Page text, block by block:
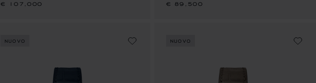
€ 107,000 € 89,500
NUOVO NUOVO